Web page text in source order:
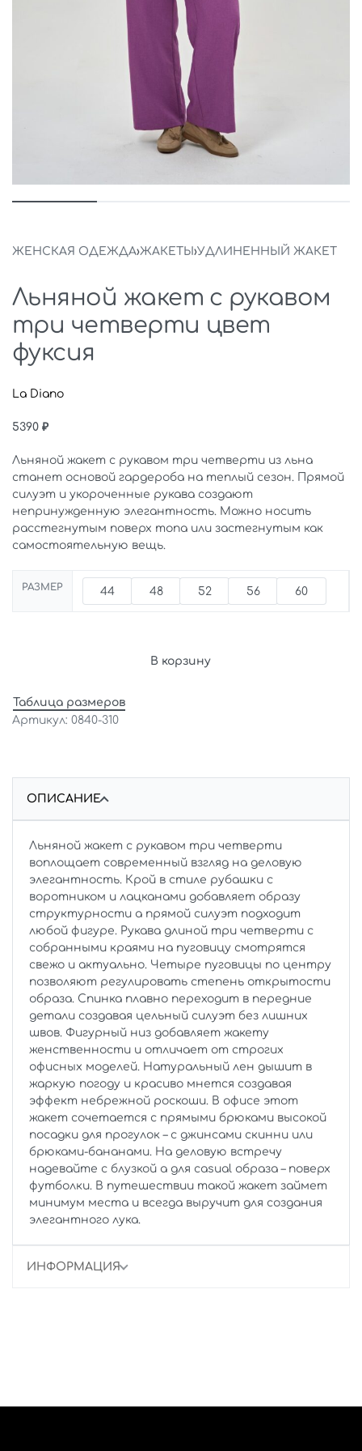
ЖЕНСКАЯ ОДЕЖДА›ЖАКЕТЫ ›УДЛИНЕННЫЙ ЖАКЕТ
Льняной жакет с рукавом
три четверти цвет
фуксия
La Diano
5390 ₽
Льняной жакет с рукавом три четверти из льна
станет основой гардероба на теплый сезон. Прямой
силуэт и укороченные рукава создают
непринужденную элегантность. Можно носить
расстегнутым поверх топа или застегнутым как
самостоятельную вещь.
РАЗМЕР 44 48 52 56 60
В корзину
Таблица размеров
0840-310
ОПИСАНИЕ
Льняной жакет с рукавом три четверти
воплощает современный взгляд на деловую
элегантность. Крой в стиле рубашки с
воротником и лацканами добавляет образу
структурности а прямой силуэт подходит
любой фигуре. Рукава длиной три четверти с
собранными краями на пуговицу смотрятся
свежо и актуально. Четыре пуговицы по центру
позволяют регулировать степень открытости
образа. Спинка плавно переходит в передние
детали создавая цельный силуэт без лишних
швов. Фигурный низ добавляет жакету
женственности и отличает от строгих
офисных моделей. Натуральный лен дышит в
жаркую погоду и красиво мнется создавая
эффект небрежной роскоши. В офисе этот
жакет сочетается с прямыми брюками высокой
посадки для прогулок – с джинсами скинни или
брюками-бананами. На деловую встречу
надевайте с блузкой а для casual образа – поверх
футболки. В путешествии такой жакет займет
минимум места и всегда выручит для создания
элегантного лука.
ИНФОРМАЦИЯ